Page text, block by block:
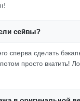
сейвы?
сперва сделать
просто вкатить!